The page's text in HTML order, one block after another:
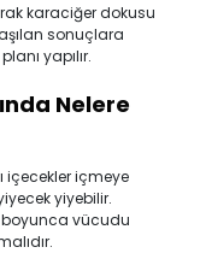
karaciğer dokusu
sonuçlara
yapılır.
Nelere
içecekler içmeye
yiyebilir.
boyunca vücudu